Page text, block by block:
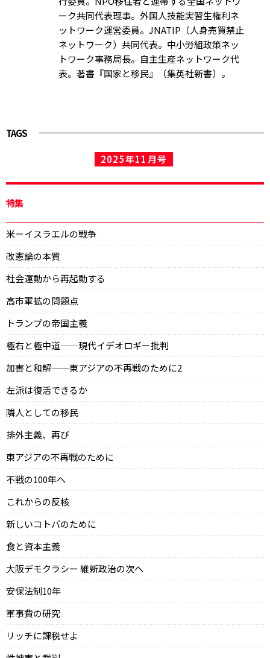
ーク共同代表理事。外国人技能実習生権利ネ
ットワーク運営委員。JNATIP（人身売買禁止
ネットワーク）共同代表。中小労組政策ネッ
トワーク事務局長。自主生産ネットワーク代
表。著書『国家と移民』（集英社新書）。
TAGS
2025年11月号
特集
米＝イスラエルの戦争
改憲論の本質
社会運動から再起動する
高市軍拡の問題点
トランプの帝国主義
極右と極中道——現代イデオロギー批判
加害と和解——東アジアの不再戦のために2
左派は復活できるか
隣人としての移民
排外主義、再び
東アジアの不再戦のために
不戦の100年へ
これからの反核
新しいコトバのために
食と資本主義
大阪デモクラシー 維新政治の次へ
安保法制10年
軍事費の研究
リッチに課税せよ